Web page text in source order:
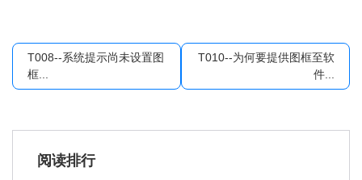
T008--系统提示尚未设置图
框...
T010--为何要提供图框至软
件...
阅读排行